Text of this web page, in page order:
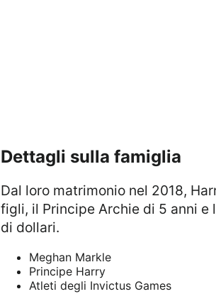
Dettagli sulla famiglia
Dal loro matrimonio nel 2018, Harry e Meghan si sono trasferiti a Montecito, in California, dove vivono con i loro due
figli, il Principe Archie di 5 anni e
di dollari.
Meghan Markle
Principe Harry
Atleti degli Invictus Games